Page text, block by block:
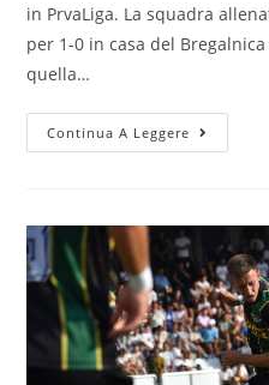
in PrvaLiga. La squadra
per 1-0 in casa del
quella…
Continua A Leggere